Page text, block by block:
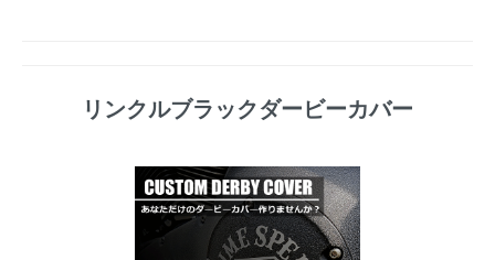
リンクルブラックダービーカバー